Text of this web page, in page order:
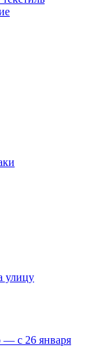
улицу
— с 26 января